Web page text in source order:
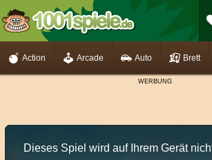
Action Arcade Auto Brett
Dieses Spiel wird auf Ihrem Gerät